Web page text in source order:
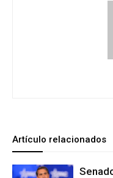
Artículo relacionados